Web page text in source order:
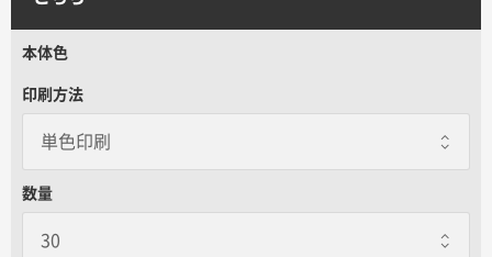
ご注文の流れ
本体色
印刷方法
数量